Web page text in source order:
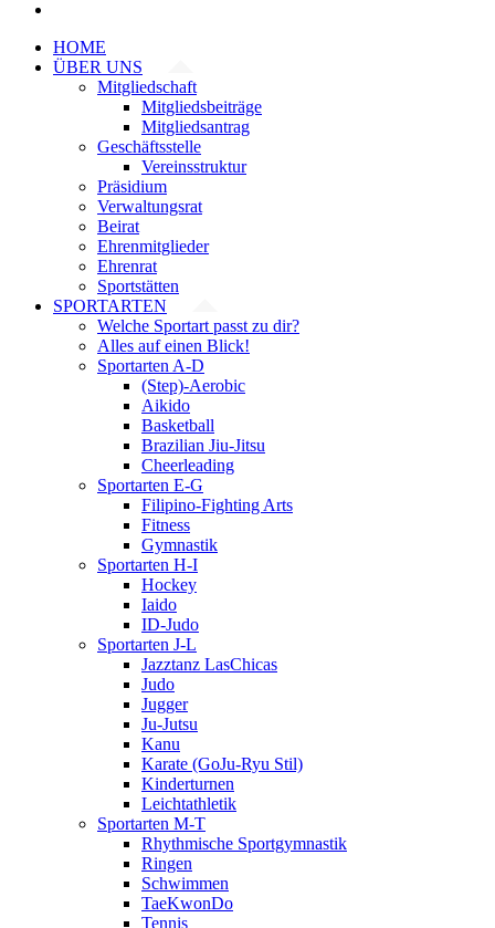
HOME
ÜBER UNS
Mitgliedschaft
Mitgliedsbeiträge
Mitgliedsantrag
Geschäftsstelle
Vereinsstruktur
Präsidium
Verwaltungsrat
Beirat
Ehrenmitglieder
Ehrenrat
Sportstätten
SPORTARTEN
Welche Sportart passt zu dir?
Alles auf einen Blick!
Sportarten A-D
(Step)-Aerobic
Aikido
Basketball
Brazilian Jiu-Jitsu
Cheerleading
Sportarten E-G
Filipino-Fighting Arts
Fitness
Gymnastik
Sportarten H-I
Hockey
Iaido
ID-Judo
Sportarten J-L
Jazztanz LasChicas
Judo
Jugger
Ju-Jutsu
Kanu
Karate (GoJu-Ryu Stil)
Kinderturnen
Leichtathletik
Sportarten M-T
Rhythmische Sportgymnastik
Ringen
Schwimmen
TaeKwonDo
Tennis